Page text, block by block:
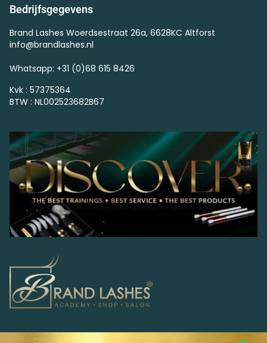
Bedrijfsgegevens
Brand Lashes Woerdsestraat 26a, 6628KC Altforst
info@brandlashes.nl
Whatsapp: +31 (0)68 615 8426
Kvk : 57375364
BTW : NL002523682B67